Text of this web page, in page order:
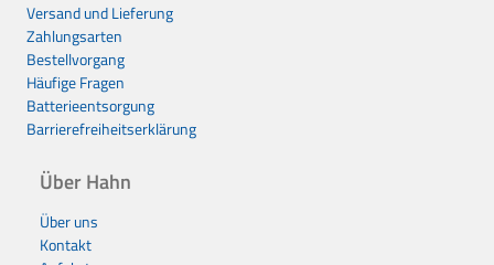
Versand und Lieferung
Zahlungsarten
Bestellvorgang
Häufige Fragen
Batterieentsorgung
Barrierefreiheitserklärung
Über Hahn
Über uns
Kontakt